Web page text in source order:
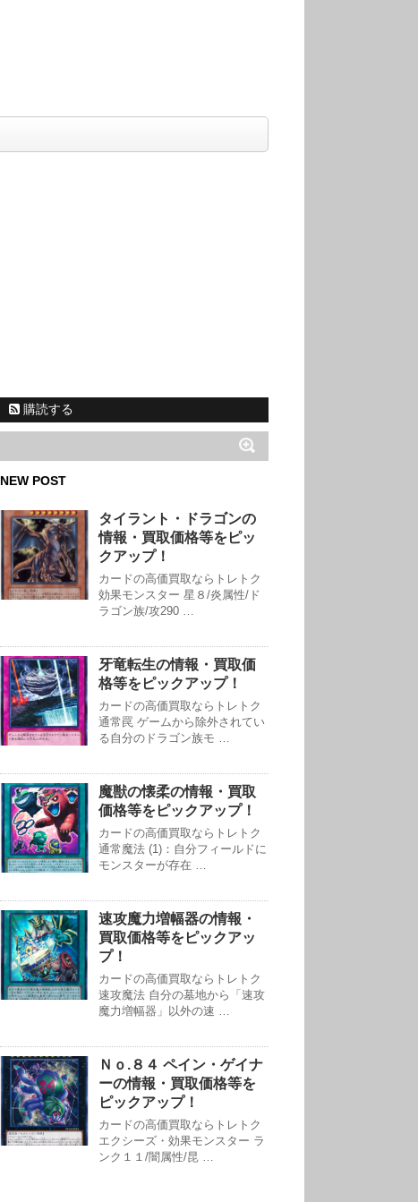
購読する
NEW POST
タイラント・ドラゴンの
情報・買取価格等をピッ
クアップ！
カードの高価買取ならトレトク
効果モンスター 星８/炎属性/ド
ラゴン族/攻290 …
牙竜転生の情報・買取価
格等をピックアップ！
カードの高価買取ならトレトク
通常罠 ゲームから除外されてい
る自分のドラゴン族モ …
魔獣の懐柔の情報・買取
価格等をピックアップ！
カードの高価買取ならトレトク
通常魔法 (1)：自分フィールドに
モンスターが存在 …
速攻魔力増幅器の情報・
買取価格等をピックアッ
プ！
カードの高価買取ならトレトク
速攻魔法 自分の墓地から「速攻
魔力増幅器」以外の速 …
Ｎｏ.８４ ペイン・ゲイナ
ーの情報・買取価格等を
ピックアップ！
カードの高価買取ならトレトク
エクシーズ・効果モンスター ラ
ンク１１/闇属性/昆 …